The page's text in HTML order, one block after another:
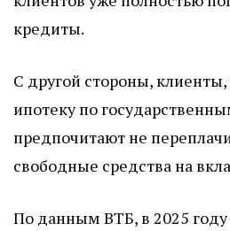
кредиты.
С другой стороны,
ипотеку по
предпочитают не
свободные средства на
По данным ВТБ, в 2025